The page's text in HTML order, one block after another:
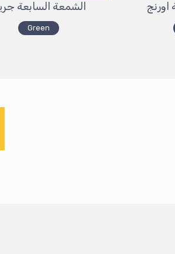
اورنج الشمعة السابعة
Green